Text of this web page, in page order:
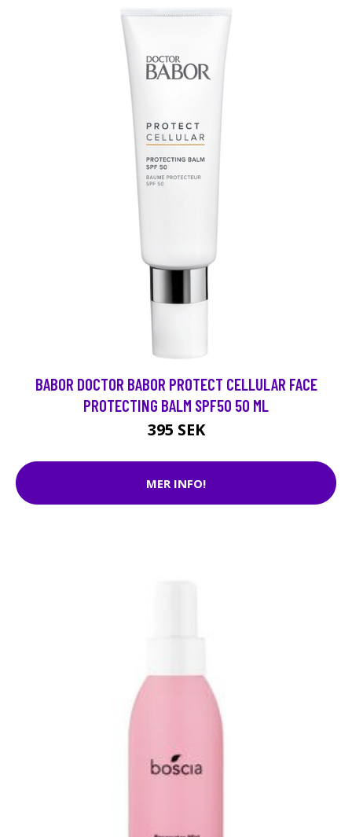
BABOR DOCTOR BABOR PROTECT CELLULAR FACE
PROTECTING BALM SPF50 50 ML
395 SEK
MER INFO!